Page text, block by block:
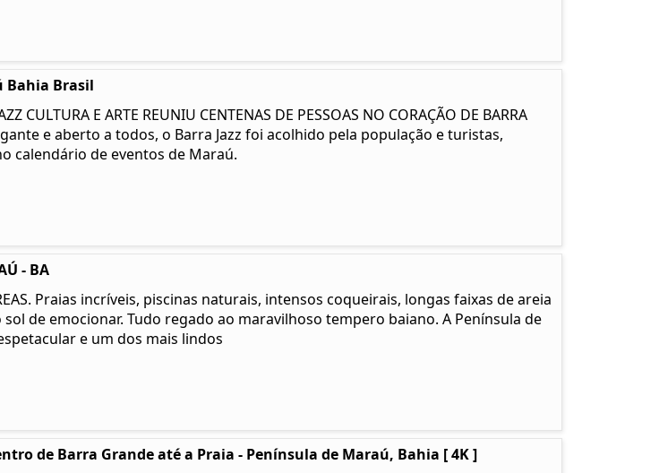
Bahia Brasil
CULTURA E ARTE REUNIU CENTENAS DE PESSOAS NO CORAÇÃO DE BARRA
e aberto a todos, o Barra Jazz foi acolhido pela população e turistas,
calendário de eventos de Maraú.
- BA
Praias incríveis, piscinas naturais, intensos coqueirais, longas faixas de areia
de emocionar. Tudo regado ao maravilhoso tempero baiano. A Península de
e um dos mais lindos
de Barra Grande até a Praia - Península de Maraú, Bahia [ 4K ]